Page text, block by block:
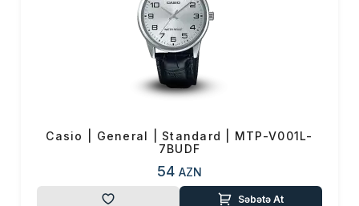
üslubunda kombin yarada,
Sheen modelləri ilə kübar
Casio | General | Standard | MTP-V001L-
7BUDF
54 AZN
Səbətə At